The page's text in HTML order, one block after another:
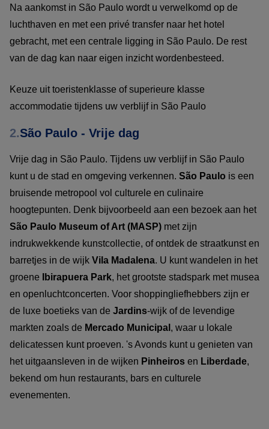
Na aankomst in São Paulo wordt u verwelkomd op de
luchthaven en met een privé transfer naar het hotel
gebracht, met een centrale ligging in São Paulo. De rest
van de dag kan naar eigen inzicht wordenbesteed.
Keuze uit toeristenklasse of superieure klasse
accommodatie tijdens uw verblijf in São Paulo
2.São Paulo - Vrije dag
Vrije dag in São Paulo. Tijdens uw verblijf in São Paulo
kunt u de stad en omgeving verkennen. São Paulo is een
bruisende metropool vol culturele en culinaire
hoogtepunten. Denk bijvoorbeeld aan een bezoek aan het
São Paulo Museum of Art (MASP) met zijn
indrukwekkende kunstcollectie, of ontdek de straatkunst en
barretjes in de wijk Vila Madalena. U kunt wandelen in het
groene
Ibirapuera Park, het grootste stadspark met musea
en openluchtconcerten. Voor shoppingliefhebbers zijn er
de luxe boetieks van de Jardins-wijk of de levendige
markten zoals de Mercado Municipal , waar u lokale
delicatessen kunt proeven. 's Avonds kunt u genieten van
het uitgaansleven in de wijken Pinheiros en Liberdade,
bekend om hun restaurants, bars en culturele
evenementen.